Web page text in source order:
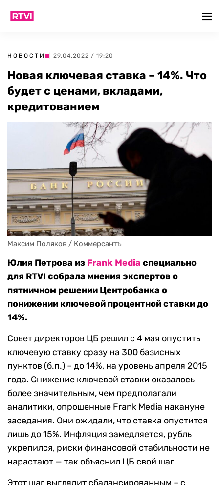
НОВОСТИ | 29.04.2022 / 19:20
Новая ключевая ставка – 14%. Что
будет с ценами, вкладами,
кредитованием
Максим Поляков / Коммерсантъ
Юлия Петрова из Frank Media специально
для RTVI собрала мнения экспертов о
пятничном решении Центробанка о
понижении ключевой процентной ставки до
14%.
Совет директоров ЦБ решил с 4 мая опустить
ключевую ставку сразу на 300 базисных
пунктов (б.п.) – до 14%, на уровень апреля 2015
года. Снижение ключевой ставки оказалось
более значительным, чем предполагали
аналитики, опрошенные Frank Media накануне
заседания. Они ожидали, что ставка опустится
лишь до 15%. Инфляция замедляется, рубль
укрепился, риски финансовой стабильности не
нарастают — так объяснил ЦБ свой шаг.
Этот шаг выглядит сбалансированным – с